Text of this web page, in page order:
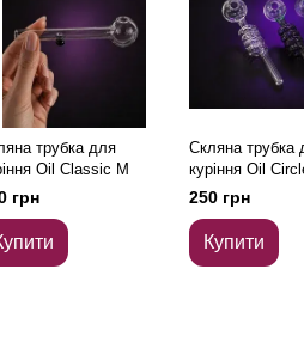
трубка для
Oil Classic M
грн
Скляна трубка
куріння Oil
250 грн
Купити